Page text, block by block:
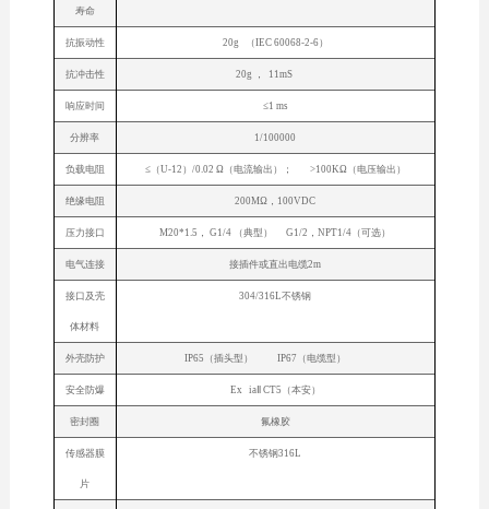
寿命
抗振动性 20g （IEC 60068-2-6）
抗冲击性 20g ， 11mS
响应时间 ≤1 ms
分辨率 1/100000
负载电阻 ≤（U-12）/0.02 Ω（电流输出）； >100KΩ（电压输出）
绝缘电阻 200MΩ，100VDC
压力接口 M20*1.5， G1/4 （典型） G1/2，NPT1/4（可选）
电气连接 接插件或直出电缆2m
接口及壳
体材料
304/316L不锈钢
外壳防护 IP65（插头型） IP67（电缆型）
安全防爆 Ex iaⅡ CT5（本安）
密封圈 氟橡胶
传感器膜
片
不锈钢316L